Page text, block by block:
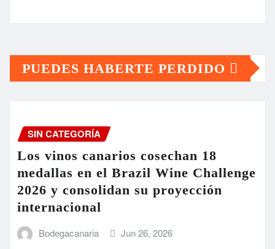
PUEDES HABERTE PERDIDO
SIN CATEGORÍA
Los vinos canarios cosechan 18
medallas en el Brazil Wine Challenge
2026 y consolidan su proyección
internacional
Bodegacanaria Jun 26, 2026